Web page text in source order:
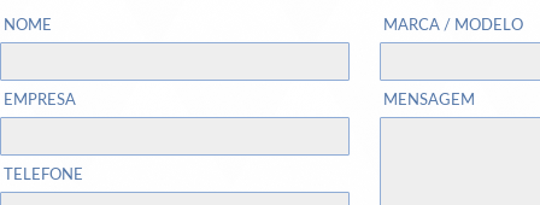
NOME
EMPRESA
TELEFONE
MARCA / MODELO
MENSAGEM